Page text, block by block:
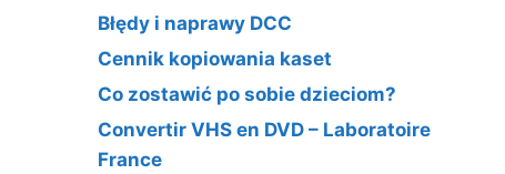
Błędy i naprawy DCC
Cennik kopiowania kaset
Co zostawić po sobie dzieciom?
Convertir VHS en DVD – Laboratoire
France